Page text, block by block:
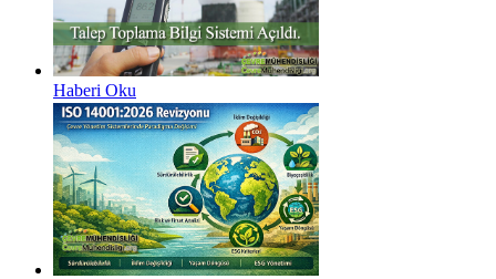
Haberi Oku